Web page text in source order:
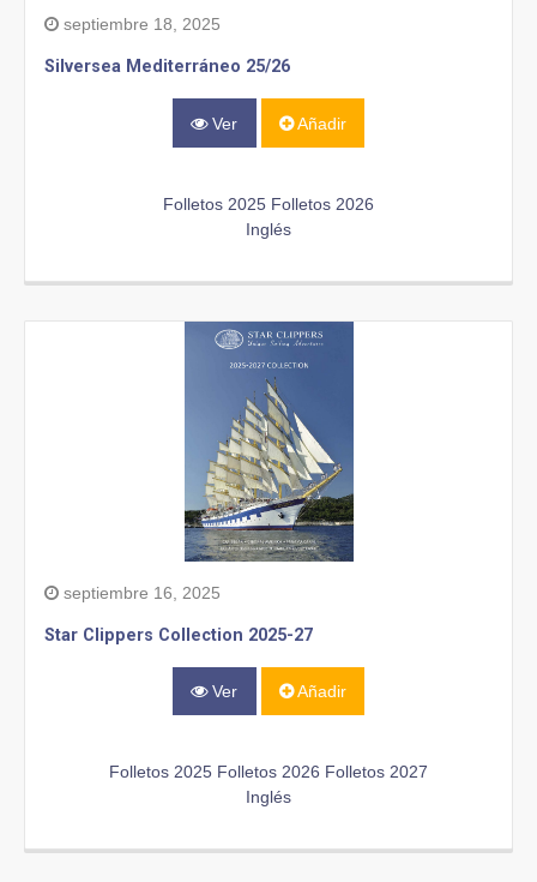
septiembre 18, 2025
Silversea Mediterráneo 25/26
Ver Añadir
Folletos 2025 Folletos 2026
Inglés
septiembre 16, 2025
Star Clippers Collection 2025-27
Ver Añadir
Folletos 2025 Folletos 2026 Folletos 2027
Inglés